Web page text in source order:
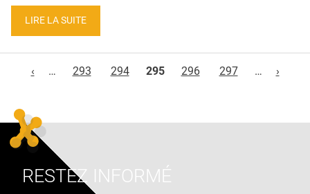
LIRE LA SUITE
‹
… 293 294 295 296 297 … ›
RESTEZ INFORMÉ